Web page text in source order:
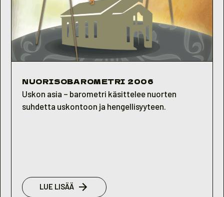
NUORISOBAROMETRI 2006
Uskon asia – barometri käsittelee nuorten
suhdetta uskontoon ja hengellisyyteen.
LUE LISÄÄ: